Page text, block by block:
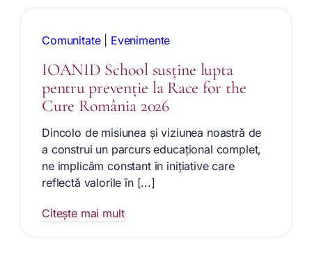
Comunitate| Evenimente
IOANID School susține lupta
pentru prevenție la Race for the
Cure România 2026
Dincolo de misiunea și viziunea noastră de
a construi un parcurs educațional complet,
ne implicăm constant în inițiative care
reflectă valorile în [...]
Citește mai mult